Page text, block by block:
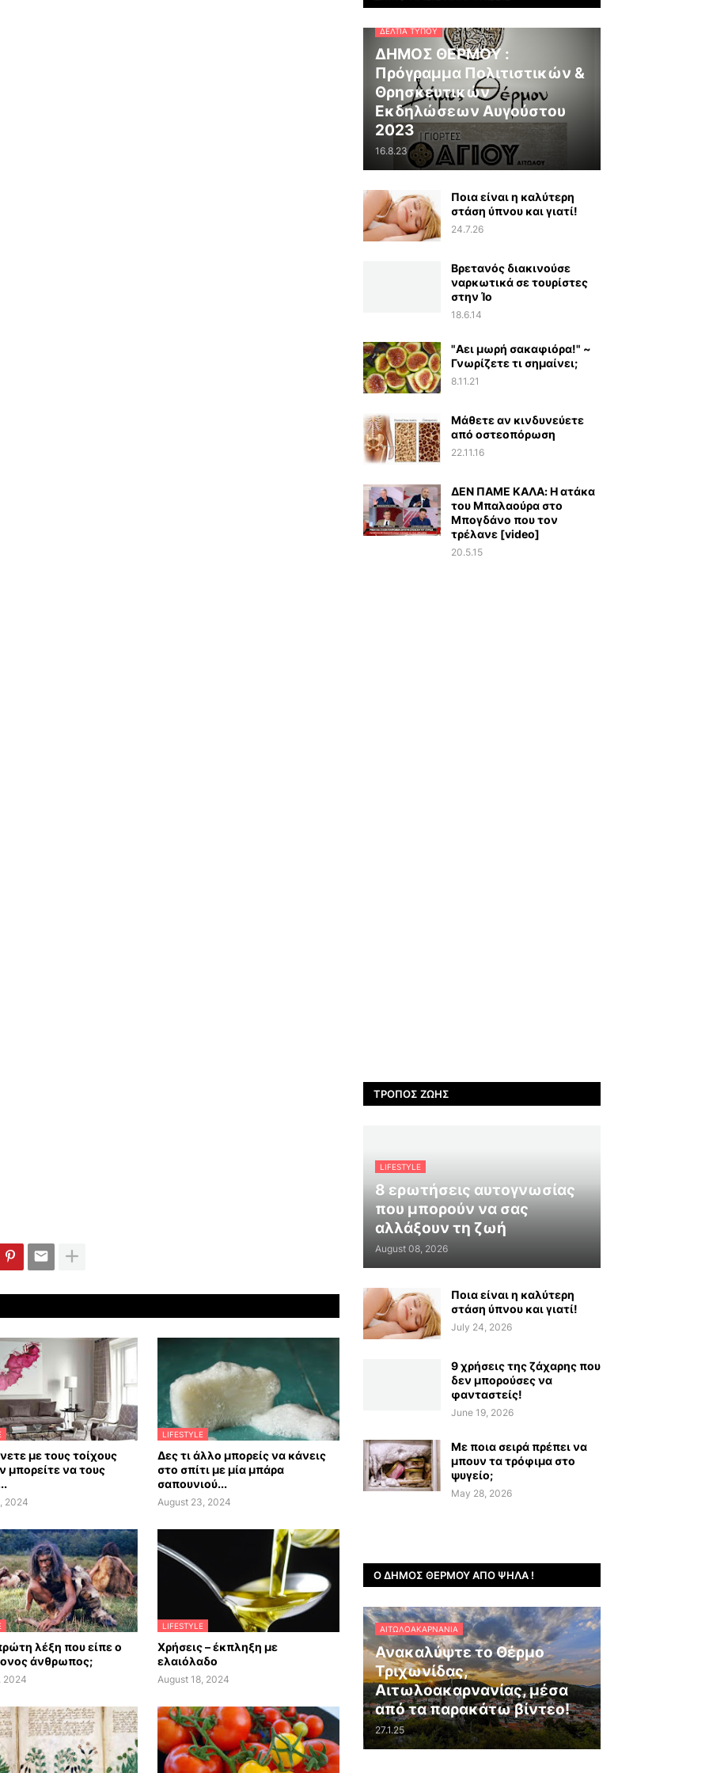
με τους τοίχους
μπορείτε να τους
2024
LIFESTYLE
Δες τι άλλο μπορείς να κάνεις
στο σπίτι με μία μπάρα
σαπουνιού...
August 23, 2024
λέξη που είπε ο
άνθρωπος;
2024
LIFESTYLE
Χρήσεις – έκπληξη με
ελαιόλαδο
August 18, 2024
ΔΕΛΤΊΑ ΤΎΠΟΥ
ΔΗΜΟΣ ΘΕΡΜΟΥ :
Πρόγραμμα Πολιτιστικών &
Θρησκευτικών
Εκδηλώσεων Αυγούστου
2023
16.8.23
Ποια είναι η καλύτερη
στάση ύπνου και γιατί!
24.7.26
Βρετανός διακινούσε
ναρκωτικά σε τουρίστες
στην Ίο
18.6.14
"Αει μωρή σακαφιόρα!" ~
Γνωρίζετε τι σημαίνει;
8.11.21
Μάθετε αν κινδυνεύετε
από οστεοπόρωση
22.11.16
ΔΕΝ ΠΑΜΕ ΚΑΛΑ: Η ατάκα
του Μπαλαούρα στο
Μπογδάνο που τον
τρέλανε [video]
20.5.15
ΤΡΌΠΟΣ ΖΩΉΣ
LIFESTYLE
8 ερωτήσεις αυτογνωσίας
που μπορούν να σας
αλλάξουν τη ζωή
August 08, 2026
Ποια είναι η καλύτερη
στάση ύπνου και γιατί!
July 24, 2026
9 χρήσεις της ζάχαρης που
δεν μπορούσες να
φανταστείς!
June 19, 2026
Με ποια σειρά πρέπει να
μπουν τα τρόφιμα στο
ψυγείο;
May 28, 2026
Ο ΔΉΜΟΣ ΘΈΡΜΟΥ ΑΠΌ ΨΗΛΆ !
ΑΙΤΩΛΟΑΚΑΡΝΑΝΊΑ
Ανακαλύψτε το Θέρμο
Τριχωνίδας,
Αιτωλοακαρνανίας, μέσα
από τα παρακάτω βίντεο!
27.1.25